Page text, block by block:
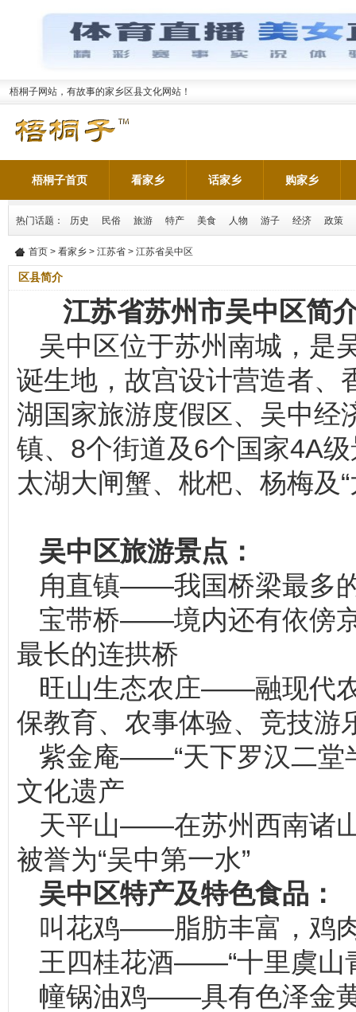
梧桐子网站，有故事的家乡区县文化网站！
梧桐子首页 看家乡 话家乡 购家乡
热门话题： 历史 民俗 旅游 特产 美食 人物 游子 经济 政策
首页 > 看家乡 > 江苏省 > 江苏省吴中区
区县简介
江苏省苏州市吴中区简
吴中区位于苏州南城，是
诞生地，故宫设计营造者、
湖国家旅游度假区、吴中经
镇、8个街道及6个国家4A
太湖大闸蟹、枇杷、杨梅及
吴中区旅游景点：
甪直镇——我国桥梁最多
宝带桥——境内还有依傍
最长的连拱桥
旺山生态农庄——融现代
保教育、农事体验、竞技游
紫金庵——“天下罗汉二堂
文化遗产
天平山——在苏州西南诸
被誉为“吴中第一水”
吴中区特产及特色食品：
叫花鸡——脂肪丰富，鸡
王四桂花酒——“十里虞山
幢锅油鸡——具有色泽金